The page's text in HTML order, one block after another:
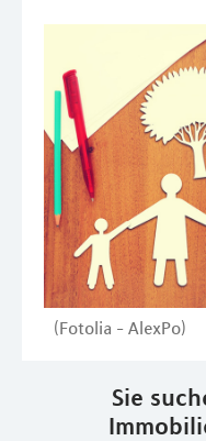
(Fotolia - AlexPo)
Sie